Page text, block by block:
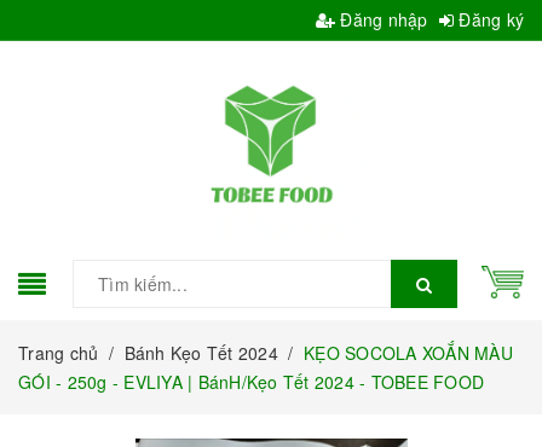
Đăng nhập Đăng ký
Trang chủ / Bánh Kẹo Tết 2024 / KẸO SOCOLA XOẮN MÀU
GÓI - 250g - EVLIYA | BánH/Kẹo Tết 2024 - TOBEE FOOD